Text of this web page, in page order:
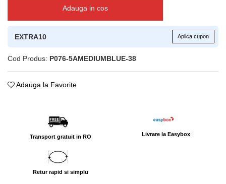
Adauga in cos
EXTRA10 Aplica cupon
Cod Produs: P076-5AMEDIUMBLUE-38
Adauga la Favorite
Transport gratuit in RO Livrare la Easybox
Retur rapid si simplu